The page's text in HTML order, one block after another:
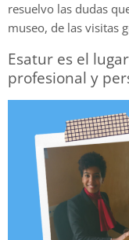
resuelvo las dudas
museo, de las visitas
Esatur es el
profesional y